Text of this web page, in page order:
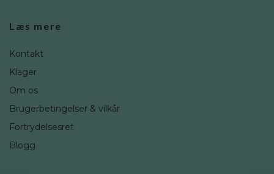
Læs mere
Kontakt
Klager
Om os
Brugerbetingelser & vilkår
Fortrydelsesret
Blogg